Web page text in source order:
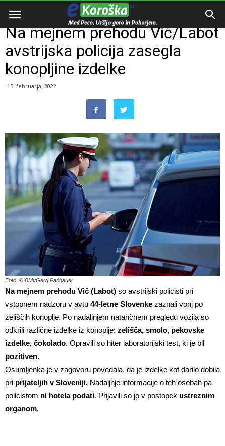
Domov
Na mejnem prehodu Vič/Labot
avstrijska policija zasegla
konopljine izdelke
15. februarja, 2022
Foto: © BMI/Gerd Pachauer
Na mejnem prehodu Vič (Labot) so avstrijski policisti pri
vstopnem nadzoru v avtu 44-letne Slovenke zaznali vonj po
zeliščih konoplje. Po nadaljnjem natančnem pregledu vozila so
odkrili različne izdelke iz konoplje: zelišča, smolo, pekovske
izdelke, čokolado. Opravili so hiter laboratorijski test, ki je bil
pozitiven.
Osumljenka je v zagovoru povedala, da je izdelke kot darilo dobila
pri prijateljih v Sloveniji. Nadaljnje informacije o teh osebah pa
policistom ni hotela podati. Prijavili so jo v postopek ustreznim
organom.